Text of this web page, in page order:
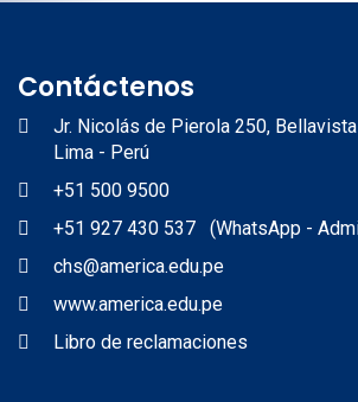
Contáctenos
Jr. Nicolás de Pierola 250,
Lima - Perú
+51 500 9500
+51 927 430 537 (WhatsApp -
chs@america.edu.pe
www.america.edu.pe
Libro de reclamaciones